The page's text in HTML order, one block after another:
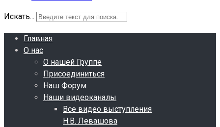
Искать...
Главная
О нас
О нашей Группе
Присоединиться
Наш Форум
Наши видеоканалы
Все видео выступления
Н.В. Левашова